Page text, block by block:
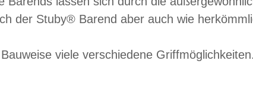
der Stuby® Barend aber auch wie
viele verschiedene Griffmöglichkeiten.